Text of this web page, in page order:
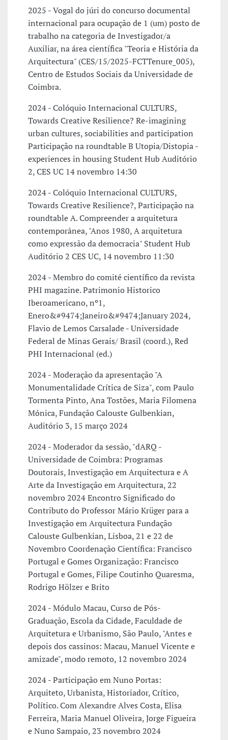
2025 - Vogal do júri do concurso documental
internacional para ocupação de 1 (um) posto de
trabalho na categoria de Investigador/a
Auxiliar, na área científica "Teoria e História da
Arquitectura" (CES/15/2025-FCTTenure_005),
Centro de Estudos Sociais da Universidade de
Coimbra.
2024 - Colóquio Internacional CULTURS,
Towards Creative Resilience? Re-imagining
urban cultures, sociabilities and participation
Participação na roundtable B Utopia/Distopia -
experiences in housing Student Hub Auditório
2, CES UC 14 novembro 14:30
2024 - Colóquio Internacional CULTURS,
Towards Creative Resilience?, Participação na
roundtable A. Compreender a arquitetura
contemporânea, "Anos 1980, A arquitetura
como expressão da democracia" Student Hub
Auditório 2 CES UC, 14 novembro 11:30
2024 - Membro do comité científico da revista
PHI magazine. Patrimonio Historico
Iberoamericano, nº1,
Enero&#9474;Janeiro&#9474;January 2024,
Flavio de Lemos Carsalade - Universidade
Federal de Minas Gerais/ Brasil (coord.), Red
PHI Internacional (ed.)
2024 - Moderação da apresentação "A
Monumentalidade Crítica de Siza", com Paulo
Tormenta Pinto, Ana Tostões, Maria Filomena
Mónica, Fundação Calouste Gulbenkian,
Auditório 3, 15 março 2024
2024 - Moderador da sessão, "dARQ -
Universidade de Coimbra: Programas
Doutorais, Investigação em Arquitectura e A
Arte da Investigação em Arquitectura, 22
novembro 2024 Encontro Significado do
Contributo do Professor Mário Krüger para a
Investigação em Arquitectura Fundação
Calouste Gulbenkian, Lisboa, 21 e 22 de
Novembro Coordenação Científica: Francisco
Portugal e Gomes Organização: Francisco
Portugal e Gomes, Filipe Coutinho Quaresma,
Rodrigo Hölzer e Brito
2024 - Módulo Macau, Curso de Pós-
Graduação, Escola da Cidade, Faculdade de
Arquitetura e Urbanismo, São Paulo, "Antes e
depois dos cassinos: Macau, Manuel Vicente e
amizade", modo remoto, 12 novembro 2024
2024 - Participação em Nuno Portas:
Arquiteto, Urbanista, Historiador, Crítico,
Político. Com Alexandre Alves Costa, Elisa
Ferreira, Maria Manuel Oliveira, Jorge Figueira
e Nuno Sampaio, 23 novembro 2024